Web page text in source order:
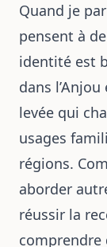
Quand je
pensent à
identité est
dans
levée qui
usages
régions.
aborder
réussir la
comprendre